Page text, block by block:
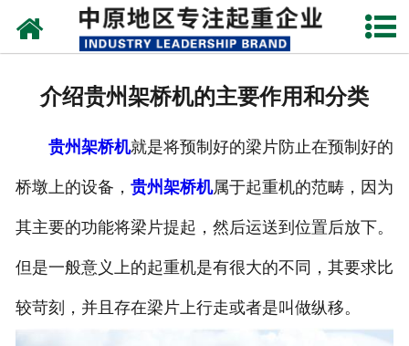
网站首页
企业视频
成功案例
介绍贵州架桥机的主要作用和分类
贵州架桥机就是将预制好的梁片防止在预制好的
桥墩上的设备， 贵州架桥机属于起重机的范畴，因为
其主要的功能将梁片提起，然后运送到位置后放下。
但是一般意义上的起重机是有很大的不同，其要求比
较苛刻，并且存在梁片上行走或者是叫做纵移。